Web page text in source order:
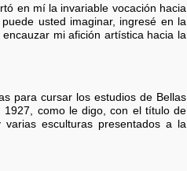
en mí la invariable vocación hacia
usted imaginar, ingresé en la
mi afición artística hacia la
para cursar los estudios de Bellas
como le digo, con el título de
esculturas presentados a la